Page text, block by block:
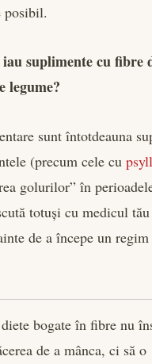
posibil.
suplimente cu fibre
legume?
sunt întotdeauna
(precum cele cu
golurilor” în
totuși cu medicul tău
de a începe un regim
bogate în fibre nu
de a mânca, ci să o